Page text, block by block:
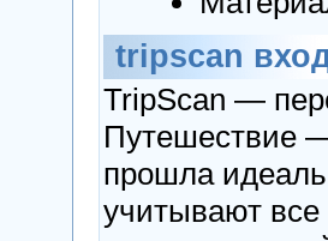
tripscan
TripScan —
Путешествие
прошла
учитывают